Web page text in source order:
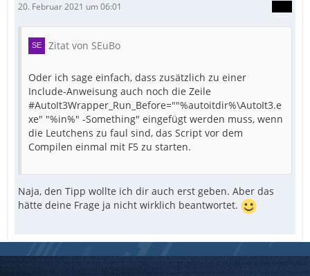
20. Februar 2021 um 06:01
Zitat von SEuBo
Oder ich sage einfach, dass zusätzlich zu einer
Include-Anweisung auch noch die Zeile
#AutoIt3Wrapper_Run_Before=""%autoitdir%\AutoIt3.e
xe" "%in%" -Something" eingefügt werden muss, wenn
die Leutchens zu faul sind, das Script vor dem
Compilen einmal mit F5 zu starten.
Naja, den Tipp wollte ich dir auch erst geben. Aber das
hätte deine Frage ja nicht wirklich beantwortet.